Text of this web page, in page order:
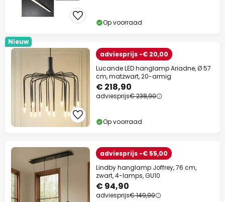
Op voorraad
Nieuw
adviesprijs -€ 20,00
Lucande LED hanglamp Ariadne, Ø 57
cm, matzwart, 20-armig
€ 218,90
adviesprijs€ 238,90
Op voorraad
adviesprijs -€ 55,00
Lindby hanglamp Joffrey, 76 cm,
zwart, 4-lamps, GU10
€ 94,90
adviesprijs€ 149,90